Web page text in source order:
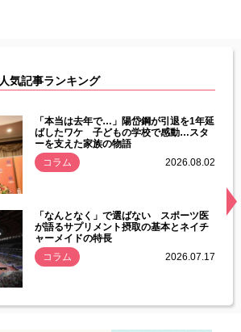
人気記事ランキング
「本当は去年で…」陽岱鋼が引退を1年延
ばしたワケ 子どもの学校で感動…スタ
ーを支えた家族の物語
コラム
2026.08.02
「なんとなく」で選ばない スポーツ医
が語るサプリメント摂取の基本とネイチ
ャーメイドの特長
コラム
2026.07.17